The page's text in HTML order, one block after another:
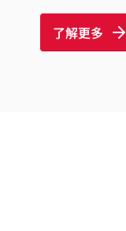
了解更多